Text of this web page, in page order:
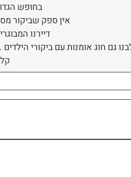
בחופש
אין ספק שביקור
דיירנו
גם חוג אומנות עם ביקורי הילדים